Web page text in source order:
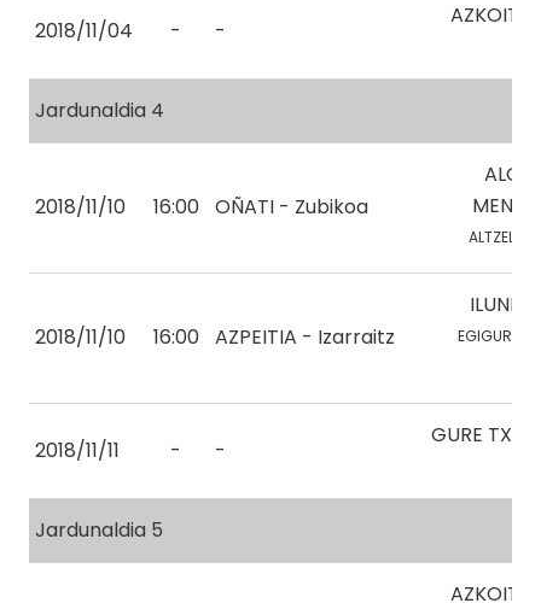
2018/11/04 - -
AZKOITIA
Jardunaldia 4
2018/11/10 16:00 OÑATI - Zubikoa
MENDI
ALTZELAI,
2018/11/10 16:00 AZPEITIA - Izarraitz
ILUNPE
EGIGUREN,
2018/11/11 - -
GURE
Jardunaldia 5
AZKOITIA